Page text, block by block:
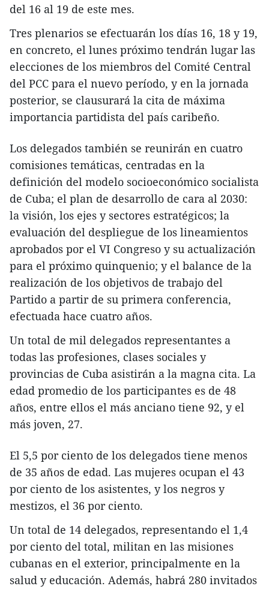
del 16 al 19 de este mes.
Tres plenarios se efectuarán los días 16, 18 y 19,
en concreto, el lunes próximo tendrán lugar las
elecciones de los miembros del Comité Central
del PCC para el nuevo período, y en la jornada
posterior, se clausurará la cita de máxima
importancia partidista del país caribeño.
Los delegados también se reunirán en cuatro
comisiones temáticas, centradas en la
definición del modelo socioeconómico socialista
de Cuba; el plan de desarrollo de cara al 2030:
la visión, los ejes y sectores estratégicos; la
evaluación del despliegue de los lineamientos
aprobados por el VI Congreso y su actualización
para el próximo quinquenio; y el balance de la
realización de los objetivos de trabajo del
Partido a partir de su primera conferencia,
efectuada hace cuatro años.
Un total de mil delegados representantes a
todas las profesiones, clases sociales y
provincias de Cuba asistirán a la magna cita. La
edad promedio de los participantes es de 48
años, entre ellos el más anciano tiene 92, y el
más joven, 27.
El 5,5 por ciento de los delegados tiene menos
de 35 años de edad. Las mujeres ocupan el 43
por ciento de los asistentes, y los negros y
mestizos, el 36 por ciento.
Un total de 14 delegados, representando el 1,4
por ciento del total, militan en las misiones
cubanas en el exterior, principalmente en la
salud y educación. Además, habrá 280 invitados